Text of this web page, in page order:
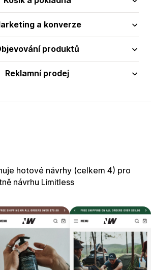
a konverze
produktů
Reklamní prodej
hotové návrhy (celkem 4) pro
návrhu Limitless